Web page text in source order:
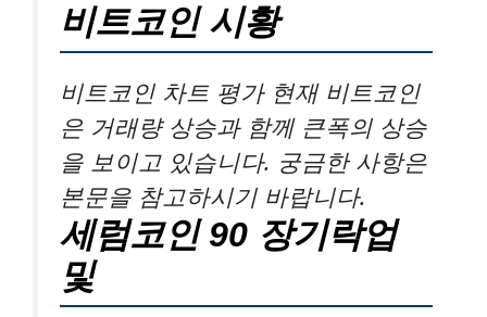
비트코인 시황
비트코인 차트 평가 현재 비트코인
은 거래량 상승과 함께 큰폭의 상승
을 보이고 있습니다. 궁금한 사항은
본문을 참고하시기 바랍니다.
세럼코인 90 장기락업
및